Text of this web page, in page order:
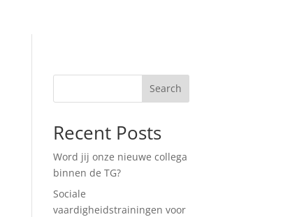
Search
Recent Posts
Word jij onze nieuwe collega
binnen de TG?
Sociale
vaardigheidstrainingen voor